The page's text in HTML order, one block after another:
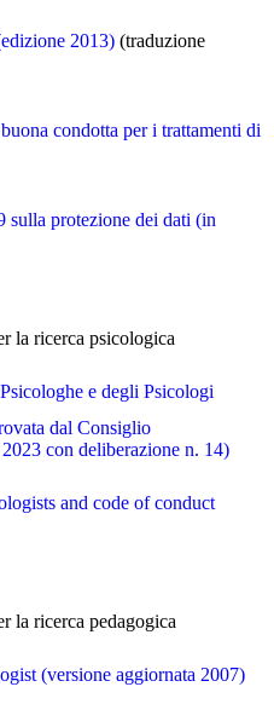
2013) (traduzione
condotta per i trattamenti di
sulla protezione dei dati (in
la ricerca psicologica
e degli Psicologi
dal Consiglio
con deliberazione n. 14)
and code of conduct
la ricerca pedagogica
(versione aggiornata 2007)